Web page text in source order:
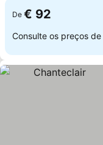
De € 92
Consulte os preços de